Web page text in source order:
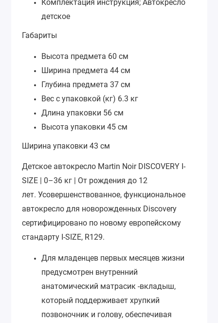
Комплектация инструкция; Автокресло
детское
Габариты
Высота предмета 60 см
Ширина предмета 44 см
Глубина предмета 37 см
Вес с упаковкой (кг) 6.3 кг
Длина упаковки 56 см
Высота упаковки 45 см
Ширина упаковки 43 см
Детское автокресло Martin Noir DISCOVERY I-
SIZE | 0–36 кг | От рождения до 12
лет. Усовершенствованное, функциональное
автокресло для новорожденных Discovery
сертифицировано по новому европейскому
стандарту I-SIZE, R129.
Для младенцев первых месяцев жизни
предусмотрен внутренний
анатомический матрасик -вкладыш,
который поддерживает хрупкий
позвоночник и голову, обеспечивая